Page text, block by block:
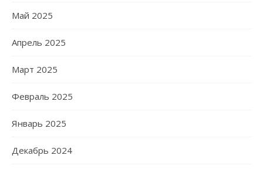
Май 2025
Апрель 2025
Март 2025
Февраль 2025
Январь 2025
Декабрь 2024